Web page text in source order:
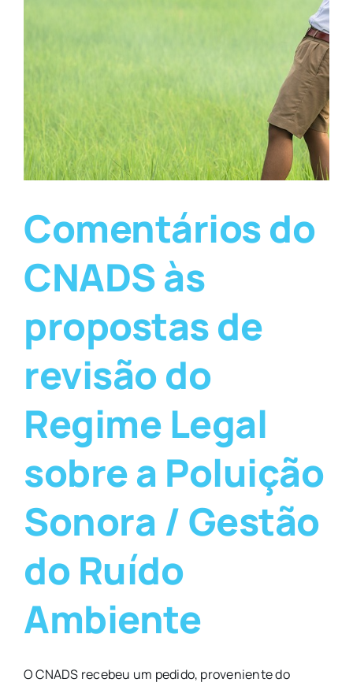
Comentários do
CNADS às
propostas de
revisão do
Regime Legal
sobre a Poluição
Sonora / Gestão
do Ruído
Ambiente
O CNADS recebeu um pedido, proveniente do